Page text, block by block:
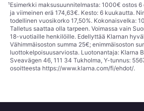
¹Esimerkki maksusuunnitelmasta: 1000€ ostos 6
ja viimeinen erä 174,63€. Kesto: 6 kuukautta.
todellinen vuosikorko 17,50%. Kokonaisvelka:
Talletus saattaa olla tarpeen. Voimassa vain
18-vuotiaille henkilöille. Edellyttää Klarnan
Vähimmäisoston summa 25€; enimmäisoston
luottokelpoisuusarviosta. Luotonantaja: Klarna
Sveavägen 46, 111 34 Tukholma, Y-tunnus:
osoitteesta https://www.klarna.com/fi/ehdot/.